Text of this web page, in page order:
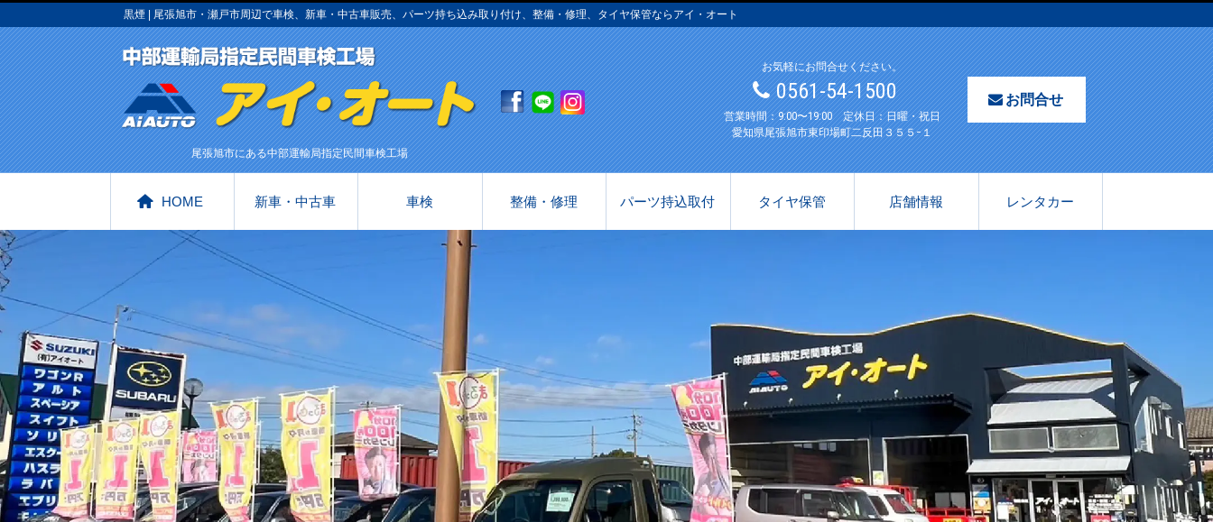
黒煙 | 尾張旭市・瀬戸市周辺で車検、新車・中古車販売、パーツ持ち込み取り付け、整備・修理、タイヤ保管ならアイ・オート
尾張旭市にある中部運輸局指定民間車検工場
お気軽にお問合せください。
0561-54-1500
営業時間：9:00〜19:00 定休日：日曜・祝日
愛知県尾張旭市東印場町二反田３５５−１
お問合せ
HOME 新車・中古車 車検 整備・修理 パーツ持込取付 タイヤ保管 店舗情報 レンタカー